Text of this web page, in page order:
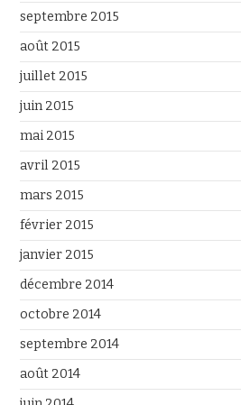
septembre 2015
août 2015
juillet 2015
juin 2015
mai 2015
avril 2015
mars 2015
février 2015
janvier 2015
décembre 2014
octobre 2014
septembre 2014
août 2014